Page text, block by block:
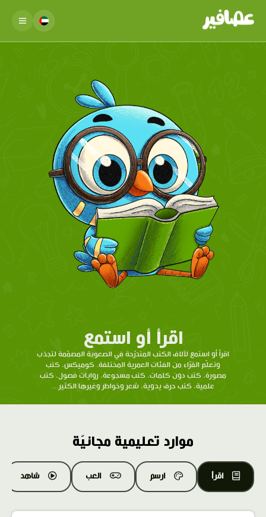
اقرأ أو استمع
اقرأ أو استمع لآلاف الكتب المتدرّحة في الصعوبة المصمّمة لتجذب
وتعلّم القرّاء من الفئات العمرية المختلفة. كوميكس، كتب
مصورة، كتب دون كلمات، كتب مسجوعة، روايات فصول، كتب
علمية، كتب حرف يدوية، شعر وخواطر وغيرها الكثير...
موارد تعليمية مجانيّة
اقرأ ارسم العب شاهد